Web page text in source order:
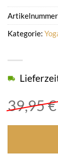
39,95€
Kategorie: